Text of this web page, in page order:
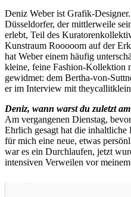
Deniz Weber ist Grafik-
Düsseldorfer, der mittlerweile
erlebt, Teil des
Kunstraum Rooooom auf der
hat Weber einem häufig
kleine, feine Fashion-Kollektion
gewidmet: dem Bertha-von-
er im Interview mit
Deniz, wann warst du zuletzt
Am vergangenen Dienstag,
Ehrlich gesagt hat die inhaltliche
für mich eine neue, etwas
war es ein Durchlaufen, jetzt
intensiven Verweilen vor